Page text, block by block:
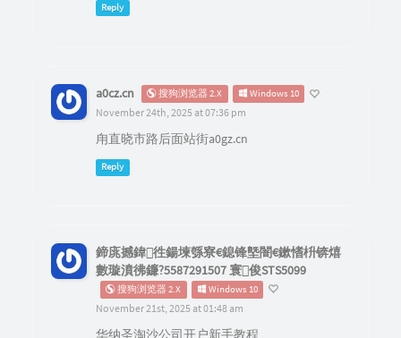
Reply
a0cz.cn 搜狗浏览器 2.X Windows 10
November 24th, 2025 at 07:36 pm
甪直晓市路后面站街a0gz.cn
Reply
鍗庣撼鍏徃鍚堜綔寮€鎴锋墍闇€鏉愭枡锛熺
數璇濆彿鐮?5587291507 寰俊STS5099
搜狗浏览器 2.X Windows 10
November 21st, 2025 at 01:48 am
华纳圣淘沙公司开户新手教程